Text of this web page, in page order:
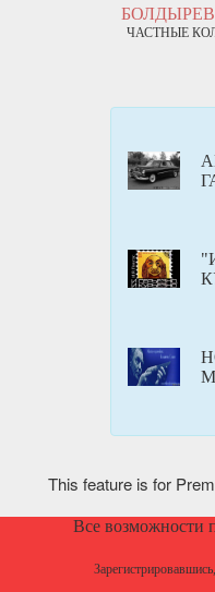
ЧАСТНЫЕ
This feature is for
Все
Зарегистрировавшись,